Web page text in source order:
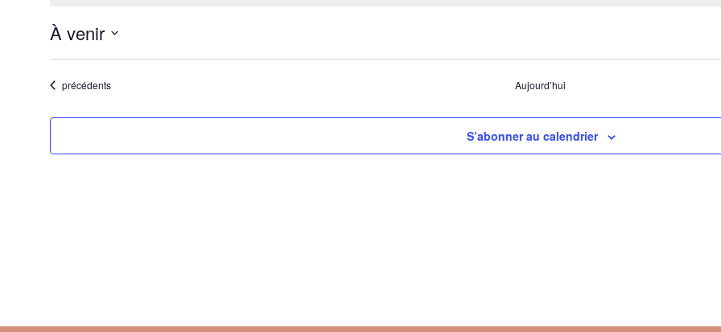
À venir
date.Évènements
précédents Aujourd’hui
S’abonner au calendrier